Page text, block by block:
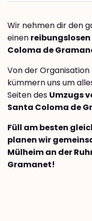
Wir nehmen dir den
einen
Coloma de
Von der
kümmern uns um
Seiten des Umzugs
Santa Coloma de
Füll am besten
planen wir
Mülheim an der
Gramanet!